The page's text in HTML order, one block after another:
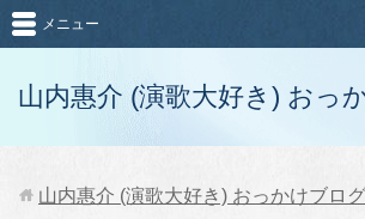
山内惠介 (演歌大好き) おっ
メニュー
山内惠介 (演歌大好き) おっかけブログ